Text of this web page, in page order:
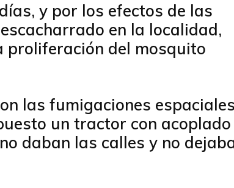
y por los efectos de las
en la localidad,
proliferación del mosquito
las fumigaciones
un tractor con acoplado
daban las calles y no